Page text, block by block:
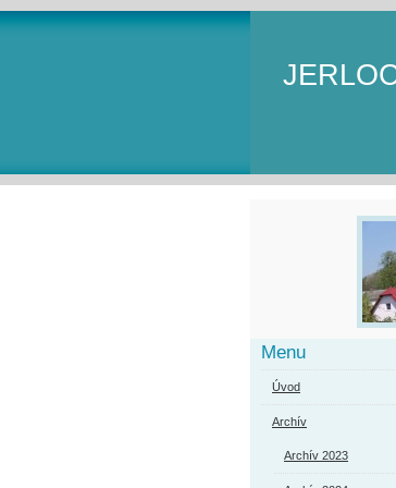
Menu
Úvod
Archív
Archív 2023